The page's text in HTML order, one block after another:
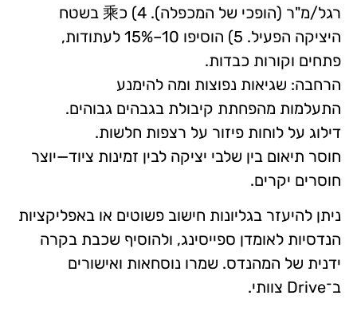
רגל/מ"ר (הופכי של המכפלה). 4) כ乘 בשטח
היציקה הפעיל. 5) הוסיפו 10–15% לעתודות,
פתחים וקורות כבדות.
הרחבה: שגיאות נפוצות ומה להימנע
התעלמות מהפחתת קיבולת בגבהים גבוהים.
דילוג על לוחות פיזור על רצפות חלשות.
חוסר תיאום בין שלבי יציקה לבין זמינות ציוד—יוצר
חוסרים יקרים.
ניתן להיעזר בגליונות חישוב פשוטים או באפליקציות
הנדסיות לאומדן ספייסינג, ולהוסיף שכבת בקרה
ידנית של המהנדס. שמרו נוסחאות ואישורים
ב־Drive צוותי.